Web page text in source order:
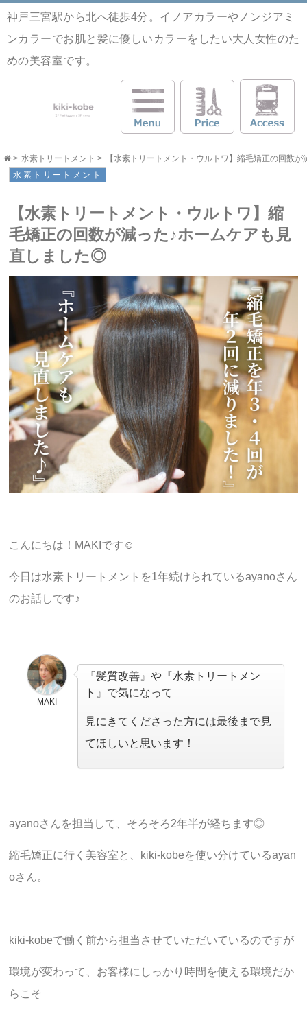
神戸三宮駅から北へ徒歩4分。イノアカラーやノンジアミ
ンカラーでお肌と髪に優しいカラーをしたい大人女性のた
めの美容室です。
> 水素トリートメント >
【水素トリートメント・ウルトワ】縮毛矯正の回数
水素トリートメント
【水素トリートメント・ウルトワ】縮
毛矯正の回数が減った♪ホームケアも見
直しました◎
こんにちは！MAKIです☺︎
今日は水素トリートメントを1年続けられているayanoさん
のお話しです♪
MAKI
『髪質改善』や『水素トリートメン
ト』で気になって
見にきてくださった方には最後まで見
てほしいと思います！
ayanoさんを担当して、そろそろ2年半が経ちます◎
縮毛矯正に行く美容室と、kiki-kobeを使い分けているayan
oさん。
kiki-kobeで働く前から担当させていただいているのですが
環境が変わって、お客様にしっかり時間を使える環境だか
らこそ